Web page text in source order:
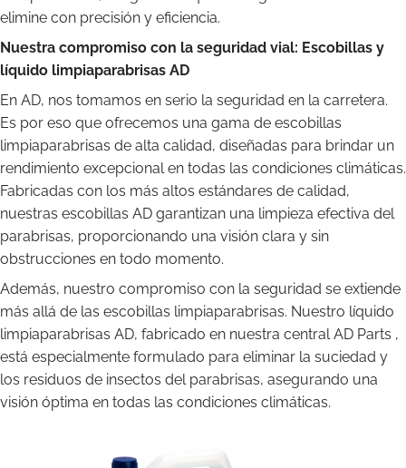
elimine con precisión y eficiencia.
Nuestra compromiso con la seguridad vial: Escobillas y
líquido limpiaparabrisas AD
En AD, nos tomamos en serio la seguridad en la carretera.
Es por eso que ofrecemos una gama de escobillas
limpiaparabrisas de alta calidad, diseñadas para brindar un
rendimiento excepcional en todas las condiciones climáticas.
Fabricadas con los más altos estándares de calidad,
nuestras escobillas AD garantizan una limpieza efectiva del
parabrisas, proporcionando una visión clara y sin
obstrucciones en todo momento.
Además, nuestro compromiso con la seguridad se extiende
más allá de las escobillas limpiaparabrisas. Nuestro líquido
limpiaparabrisas AD, fabricado en nuestra central AD Parts ,
está especialmente formulado para eliminar la suciedad y
los residuos de insectos del parabrisas, asegurando una
visión óptima en todas las condiciones climáticas.